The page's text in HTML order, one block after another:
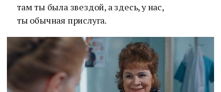
там ты была звездой, а здесь, у нас,
ты обычная прислуга.